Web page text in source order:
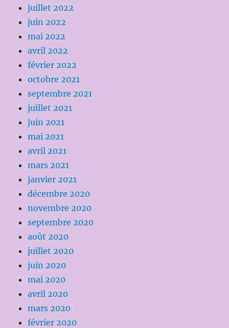
juillet 2022
juin 2022
mai 2022
avril 2022
février 2022
octobre 2021
septembre 2021
juillet 2021
juin 2021
mai 2021
avril 2021
mars 2021
janvier 2021
décembre 2020
novembre 2020
septembre 2020
août 2020
juillet 2020
juin 2020
mai 2020
avril 2020
mars 2020
février 2020